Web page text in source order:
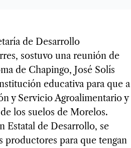
de Desarrollo
sostuvo una reunión de
de Chapingo, José Solís
educativa para que a
y Servicio Agroalimentario y
los suelos de Morelos.
Estatal de Desarrollo, se
productores para que tengan